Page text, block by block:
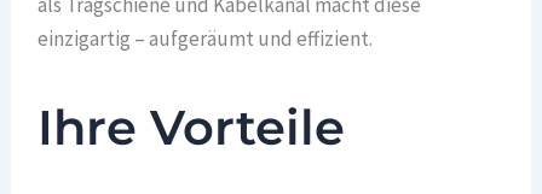
einzigartig – aufgeräumt und effizient.
Ihre Vorteile